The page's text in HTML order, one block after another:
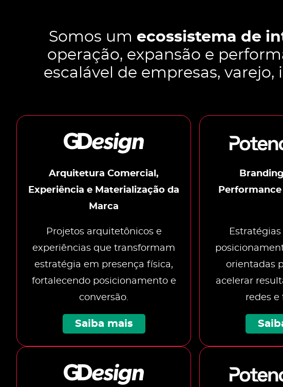
Somos um ecossistema de
operação, expansão e
escalável de empresas,
Arquitetura Comercial,
Experiência e Materialização da
Marca
Projetos arquitetônicos e
experiências que transformam
estratégia em presença física,
fortalecendo posicionamento e
conversão.
Saiba mais
orientadas
acelerar
redes e